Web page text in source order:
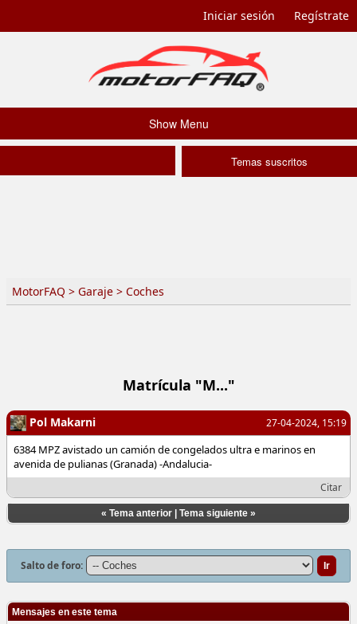
Iniciar sesión Regístrate
Show Menu
Temas suscritos
MotorFAQ > Garaje > Coches
Matrícula "M..."
27-04-2024, 15:19
Pol Makarni
6384 MPZ avistado un camión de congelados ultra e marinos en
avenida de pulianas (Granada) -Andalucia-
Citar
« Tema anterior Tema siguiente »
Salto de foro:
Mensajes en este tema